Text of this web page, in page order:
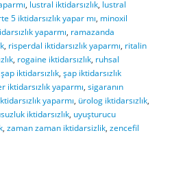
lustral iktidarsızlık lustral
5 iktidarsızlık yapar mı minoxil
yaparmı ramazanda
risperdal iktidarsızlık yaparmı ritalin
rogaine iktidarsızlık ruhsal
şap iktidarsızlık şap iktidarsızlık
iktidarsızlık yaparmı sigaranın
yaparmı ürolog iktidarsızlık
iktidarsızlık uyuşturucu
zaman zaman iktidarsizlik zencefil